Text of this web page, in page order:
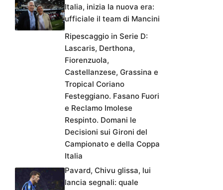
Italia, inizia la nuova era:
ufficiale il team di Mancini
Ripescaggio in Serie D:
Lascaris, Derthona,
Fiorenzuola,
Castellanzese, Grassina e
Tropical Coriano
Festeggiano. Fasano Fuori
e Reclamo Imolese
Respinto. Domani le
Decisioni sui Gironi del
Campionato e della Coppa
Italia
Pavard, Chivu glissa, lui
lancia segnali: quale